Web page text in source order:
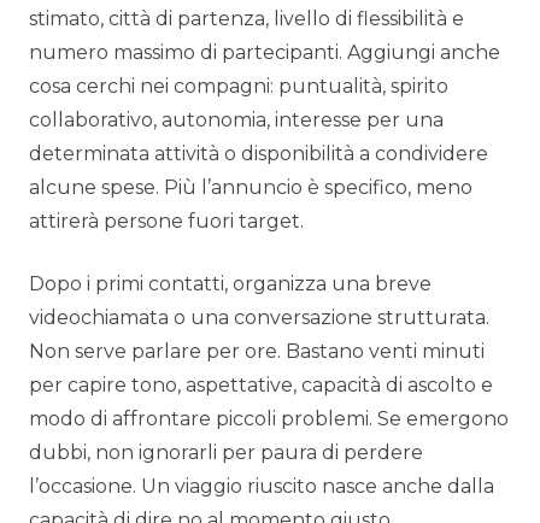
stimato, città di partenza, livello di flessibilità e
numero massimo di partecipanti. Aggiungi anche
cosa cerchi nei compagni: puntualità, spirito
collaborativo, autonomia, interesse per una
determinata attività o disponibilità a condividere
alcune spese. Più l’annuncio è specifico, meno
attirerà persone fuori target.
Dopo i primi contatti, organizza una breve
videochiamata o una conversazione strutturata.
Non serve parlare per ore. Bastano venti minuti
per capire tono, aspettative, capacità di ascolto e
modo di affrontare piccoli problemi. Se emergono
dubbi, non ignorarli per paura di perdere
l’occasione. Un viaggio riuscito nasce anche dalla